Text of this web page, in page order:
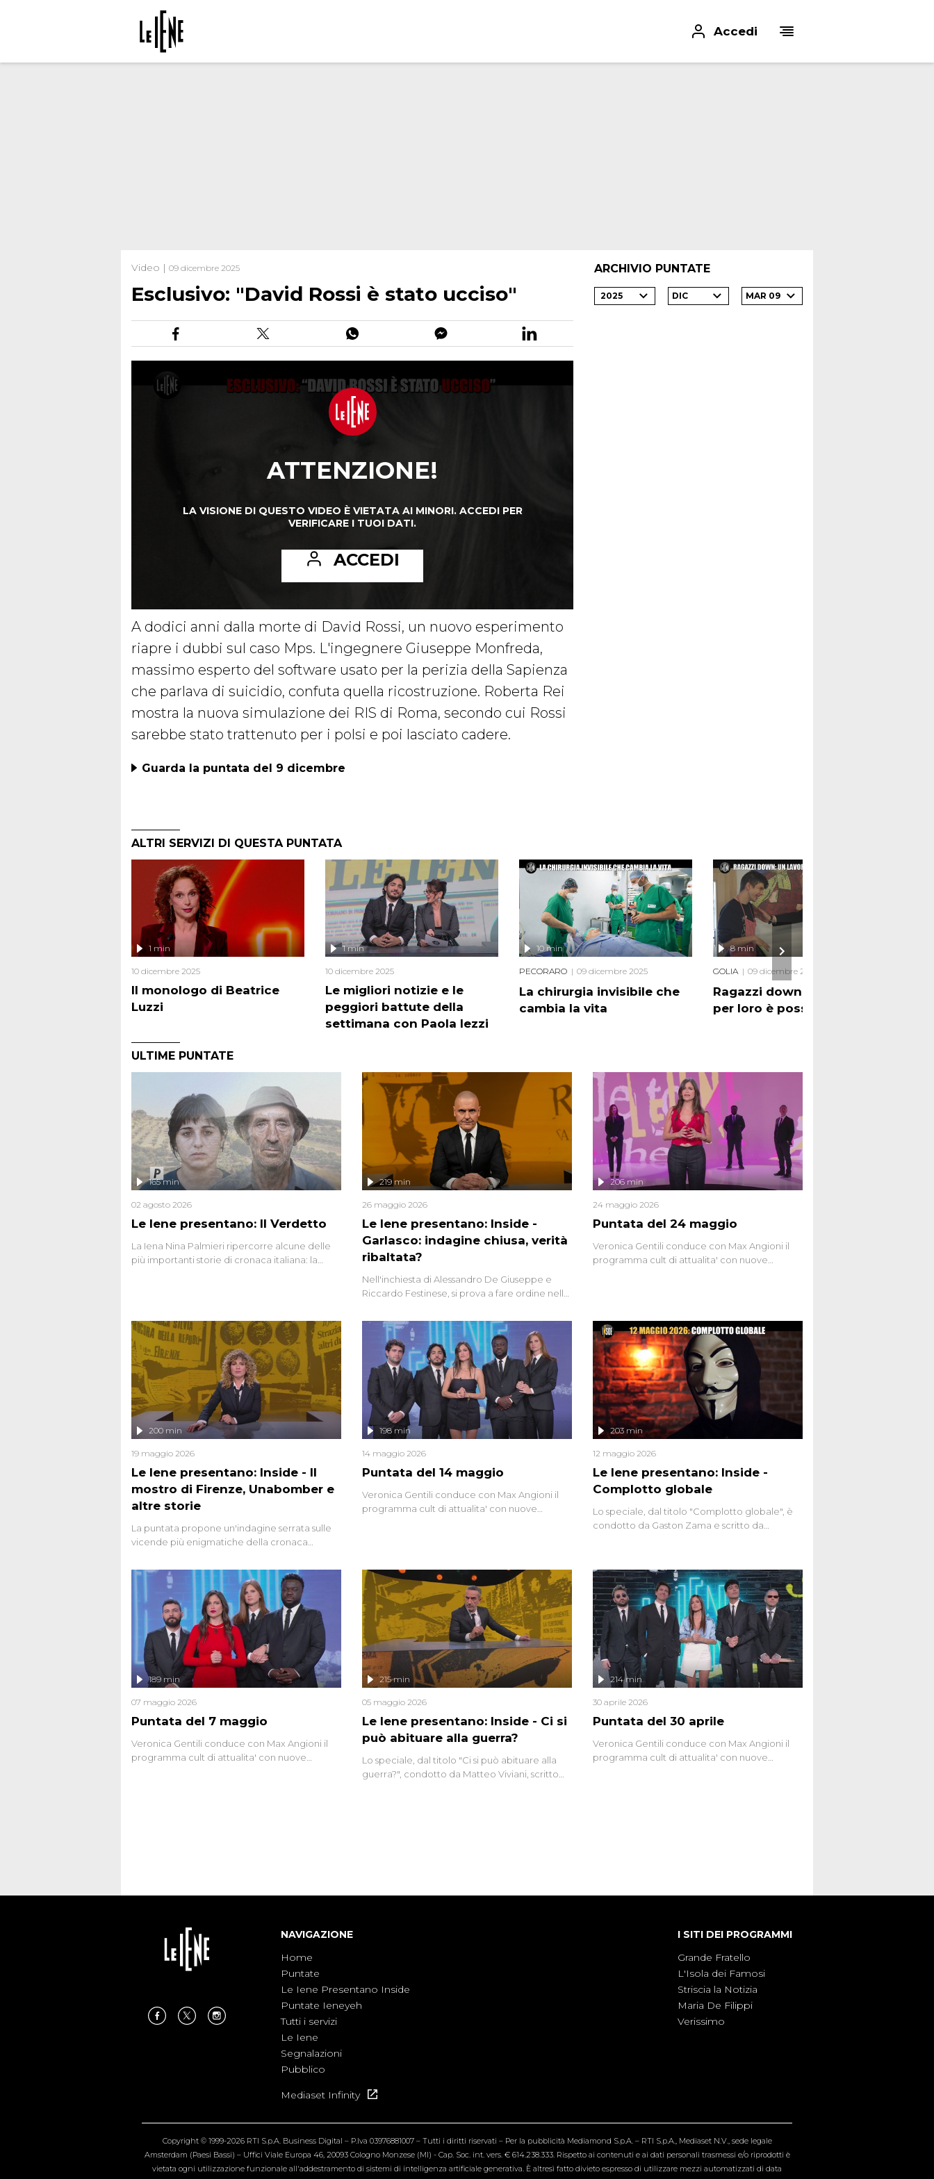
Accedi
Video | 09 dicembre 2025
Esclusivo: "David Rossi è stato ucciso"
ATTENZIONE!
LA VISIONE DI QUESTO VIDEO È VIETATA AI MINORI. ACCEDI PER
VERIFICARE I TUOI DATI.
ACCEDI
A dodici anni dalla morte di David Rossi, un nuovo esperimento
riapre i dubbi sul caso Mps. L'ingegnere Giuseppe Monfreda,
massimo esperto del software usato per la perizia della Sapienza
che parlava di suicidio, confuta quella ricostruzione. Roberta Rei
mostra la nuova simulazione dei RIS di Roma, secondo cui Rossi
sarebbe stato trattenuto per i polsi e poi lasciato cadere.
Guarda la puntata del 9 dicembre
ALTRI SERVIZI DI QUESTA PUNTATA
Il monologo di Beatrice
Luzzi
1 min
10 dicembre 2025
Le migliori notizie e le
peggiori battute della
settimana con Paola Iezzi
1 min
10 dicembre 2025
La chirurgia invisibile che
cambia la vita
10 min
PECORARO 09 dicembre 2025
Ragazzi down: un lavoro
per loro è possibile
8 min
GOLIA 09 dicembre 2025
ARCHIVIO PUNTATE
2025 DIC MAR 09
ULTIME PUNTATE
Le Iene presentano: Il Verdetto
165 min
02 agosto 2026
La Iena Nina Palmieri ripercorre alcune delle
più importanti storie di cronaca italiana: la
Le Iene presentano: Inside -
Garlasco: indagine chiusa, verità
ribaltata?
219 min
26 maggio 2026
Nell'inchiesta di Alessandro De Giuseppe e
Riccardo Festinese, si prova a fare ordine nella
continuano a emergere attorno a una delle
vicende giudiziarie più discusse degli ultimi
anni. Lo speciale ricostruisce la vicenda
mettendo in fila testimonianze, errori, dettagli
controversi e i protagonisti di un'indagine che
sembra non avere fine.
Puntata del 24 maggio
206 min
24 maggio 2026
Veronica Gentili conduce con Max Angioni il
programma cult di attualita' con nuove
Le Iene presentano: Inside - Il
mostro di Firenze, Unabomber e
altre storie
200 min
19 maggio 2026
La puntata propone un'indagine serrata sulle
vicende più enigmatiche della cronaca
seriale responsabile di decine di attentati tra
gli anni '90 e il 2000 che, inquietantemente,
potrebbe essere ancora in libertà. Lo speciale
affronta inoltre le zone d'ombra sul Mostro di
Firenze, le cui responsabilità appaiono ancora
oggi avvolte in un groviglio di dubbi mai
chiariti. Nel corso dello speciale anche
l'intervista inedita a Olindo Romano, realizzata
ne...
Puntata del 14 maggio
198 min
14 maggio 2026
Veronica Gentili conduce con Max Angioni il
programma cult di attualita' con nuove
Le Iene presentano: Inside -
Complotto globale
203 min
12 maggio 2026
Lo speciale, dal titolo "Complotto globale", è
condotto da Gaston Zama e scritto da
alternative, dei sospetti globali e del
complottismo che negli ultimi anni hanno
invaso social network, talk show, piazze digitali
e immaginario collettivo.
Puntata del 7 maggio
189 min
07 maggio 2026
Veronica Gentili conduce con Max Angioni il
programma cult di attualita' con nuove
Le Iene presentano: Inside - Ci si
può abituare alla guerra?
215 min
05 maggio 2026
Lo speciale, dal titolo "Ci si può abituare alla
guerra?", condotto da Matteo Viviani, scritto
Puntata del 30 aprile
214 min
30 aprile 2026
Veronica Gentili conduce con Max Angioni il
programma cult di attualita' con nuove
NAVIGAZIONE
Home
Puntate
Le Iene Presentano Inside
Puntate Ieneyeh
Tutti i servizi
Le Iene
Segnalazioni
Pubblico
Mediaset Infinity
I SITI DEI PROGRAMMI
Grande Fratello
L'Isola dei Famosi
Striscia la Notizia
Maria De Filippi
Verissimo
Copyright © 1999-2026 RTI S.p.A. Business Digital – P.Iva 03976881007 – Tutti i diritti riservati – Per la pubblicità Mediamond S.p.A. – RTI S.p.A., Mediaset N.V., sede legale
Amsterdam (Paesi Bassi) – Uffici Viale Europa 46, 20093 Cologno Monzese (MI) - Cap. Soc. int. vers. € 614.238.333. Rispetto ai contenuti e ai dati personali trasmessi e/o riprodotti è
vietata ogni utilizzazione funzionale all'addestramento di sistemi di intelligenza artificiale generativa. È altresì fatto divieto espresso di utilizzare mezzi automatizzati di data